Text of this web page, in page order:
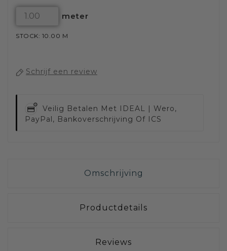
meter
STOCK: 10.00 M
Schrijf een review
Veilig Betalen Met IDEAL | Wero,
PayPal, Bankoverschrijving Of ICS
Omschrijving
Productdetails
Reviews